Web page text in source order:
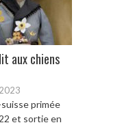
aux chiens
primée
et sortie en